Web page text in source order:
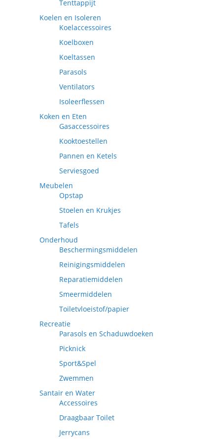
Tenttappijt
Koelen en Isoleren
Koelaccessoires
Koelboxen
Koeltassen
Parasols
Ventilators
Isoleerflessen
Koken en Eten
Gasaccessoires
Kooktoestellen
Pannen en Ketels
Serviesgoed
Meubelen
Opstap
Stoelen en Krukjes
Tafels
Onderhoud
Beschermingsmiddelen
Reinigingsmiddelen
Reparatiemiddelen
Smeermiddelen
Toiletvloeistof/papier
Recreatie
Parasols en Schaduwdoeken
Picknick
Sport&Spel
Zwemmen
Santair en Water
Accessoires
Draagbaar Toilet
Jerrycans